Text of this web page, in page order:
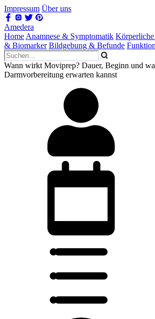
Impressum Über uns
Amedera
Home Anamnese & Symptomatik
& Biomarker Bildgebung & Befunde
Wann wirkt Moviprep? Dauer, Beginn und
Darmvorbereitung erwarten kannst